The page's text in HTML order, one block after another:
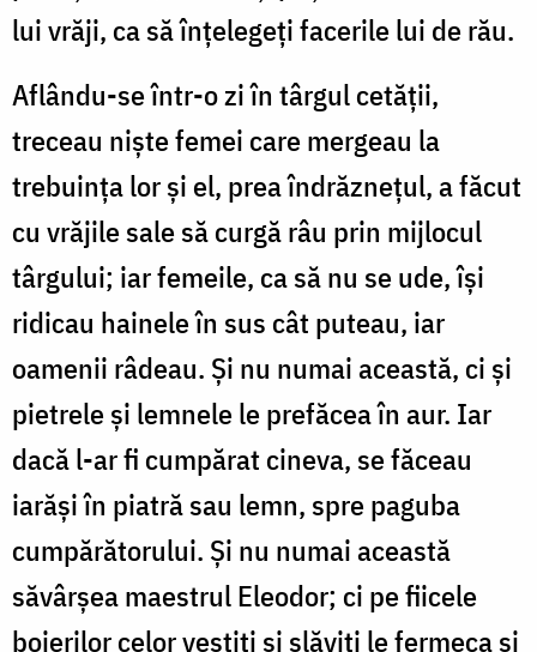
lui vrăji, ca să înțelegeți facerile lui de rău.
Aflându-se într-o zi în târgul cetății,
treceau niște femei care mergeau la
trebuința lor și el, prea îndrăznețul, a făcut
cu vrăjile sale să curgă râu prin mijlocul
târgului; iar femeile, ca să nu se ude, își
ridicau hainele în sus cât puteau, iar
oamenii râdeau. Și nu numai această, ci și
pietrele și lemnele le prefăcea în aur. Iar
dacă l-ar fi cumpărat cineva, se făceau
iarăși în piatră sau lemn, spre paguba
cumpărătorului. Și nu numai această
săvârșea maestrul Eleodor; ci pe fiicele
boierilor celor vestiți și slăviți le fermeca și